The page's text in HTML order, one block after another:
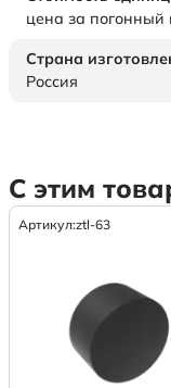
цена за погонный
Страна
Россия
С этим
Артикул:ztl-63